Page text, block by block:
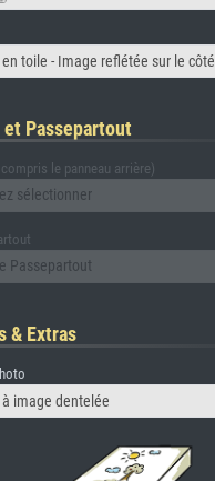
toile - Image reflétée sur le côté
et Passepartout
le panneau arrière)
sélectionner
Passepartout
& Extras
image dentelée